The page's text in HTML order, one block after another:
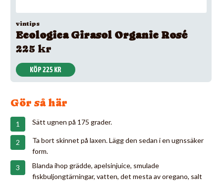
vintips
Ecologica Girasol Organic Rosé
225 kr
KÖP 225 KR
Gör så här
Sätt ugnen på 175 grader.
Ta bort skinnet på laxen. Lägg den sedan i en ugnssäker
form.
Blanda ihop grädde, apelsinjuice, smulade
fiskbuljongtärningar, vatten, det mesta av oregano, salt